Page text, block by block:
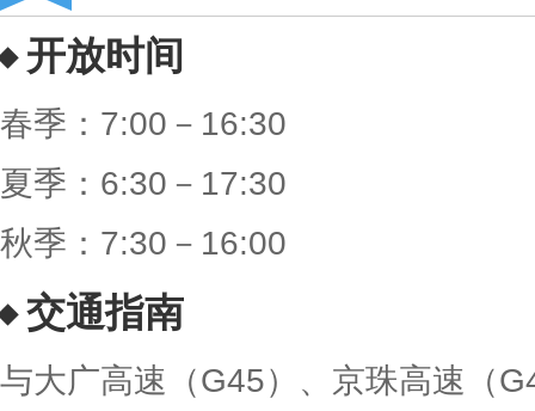
开放时间
春季：7:00－16:30
夏季：6:30－17:30
秋季：7:30－16:00
交通指南
与大广高速（G45）、京珠高速（